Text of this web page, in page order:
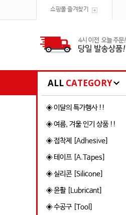
쇼핑몰 즐겨찾기
ALL CATEGORY
◈ 이달의 특가행사 !!
◈ 여름, 겨울 인기 상품 !!
◈ 접착제 [Adhesive]
◈ 테이프 [A.Tapes]
◈ 실리콘 [Silicone]
◈ 윤활 [Lubricant]
◈ 수공구 [Tool]